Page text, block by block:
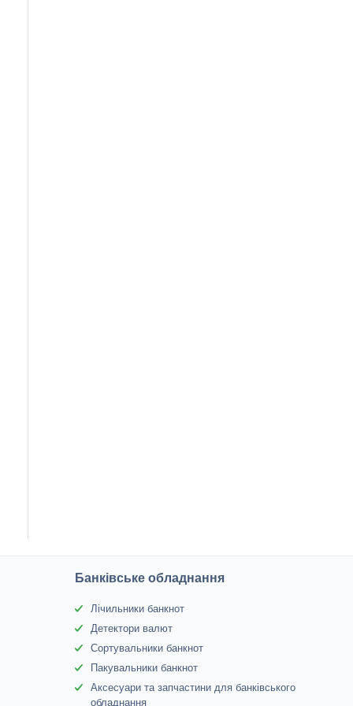
Банківське обладнання
Лічильники банкнот
Детектори валют
Сортувальники банкнот
Пакувальники банкнот
Аксесуари та запчастини для банківського
обладнання